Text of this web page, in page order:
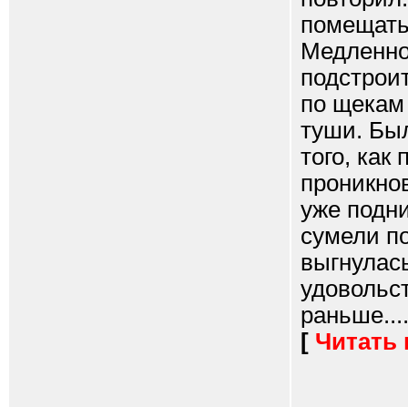
по щекам
туши.
того, как
уже
сумели
[ Читать